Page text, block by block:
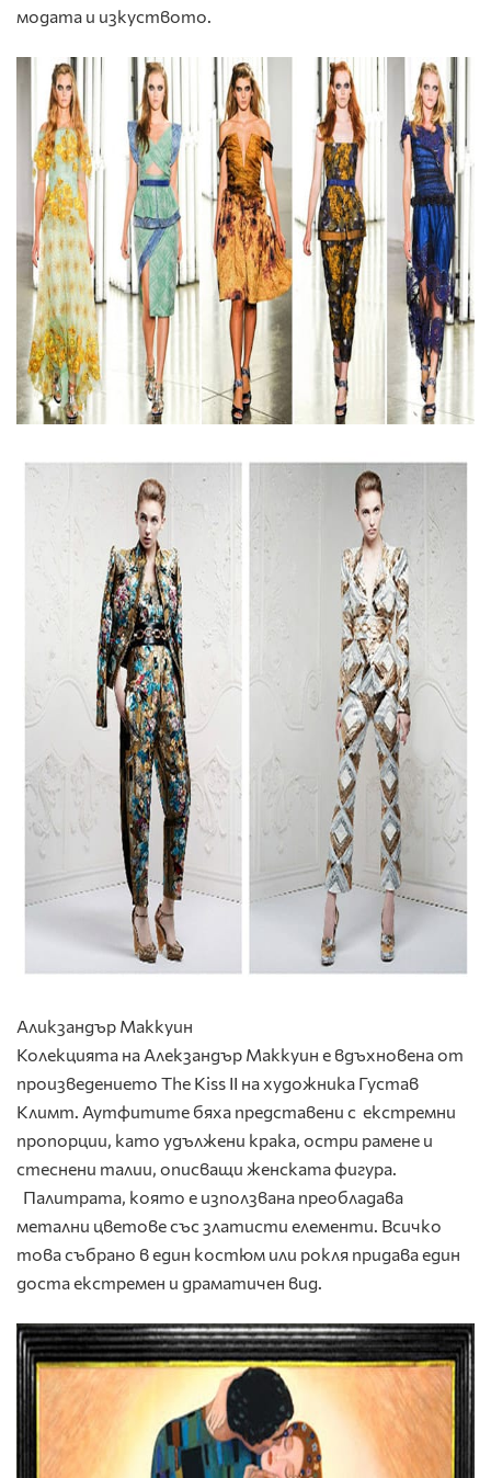
модата и изкуството.
Аликзандър Маккуин
Колекцията на Алекзандър Маккуин е вдъхновена от
произведението The Kiss II на художника Густав
Климт. Аутфитите бяха представени с екстремни
пропорции, като удължени крака, остри рамене и
стеснени талии, описващи женската фигура.
Палитрата, която е използвана преобладава
метални цветове със златисти елементи. Всичко
това събрано в един костюм или рокля придава един
доста екстремен и драматичен вид.